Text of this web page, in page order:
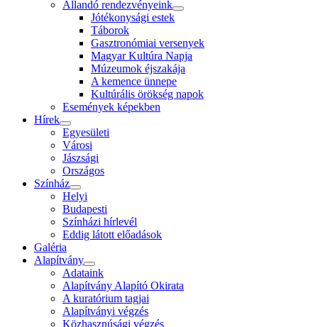
Állandó rendezvényeink
Jótékonysági estek
Táborok
Gasztronómiai versenyek
Magyar Kultúra Napja
Múzeumok éjszakája
A kemence ünnepe
Kultúrális örökség napok
Események képekben
Hírek
Egyesületi
Városi
Jászsági
Országos
Színház
Helyi
Budapesti
Színházi hírlevél
Eddig látott előadások
Galéria
Alapítvány
Adataink
Alapítvány Alapító Okirata
A kuratórium tagjai
Alapítványi végzés
Közhasznúsági végzés